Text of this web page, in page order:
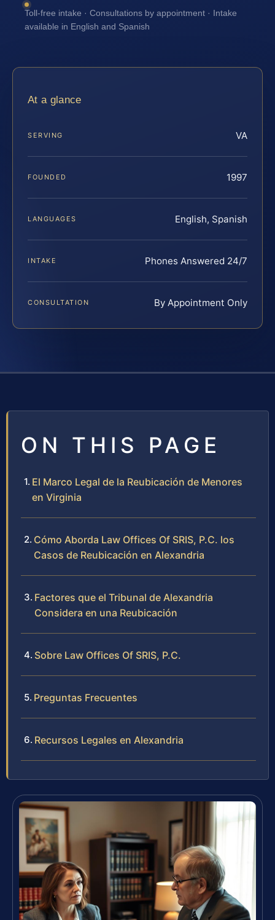
Toll-free intake · Consultations by appointment · Intake
available in English and Spanish
At a glance
SERVING VA
FOUNDED 1997
LANGUAGES English, Spanish
INTAKE Phones Answered 24/7
CONSULTATION By Appointment Only
ON THIS PAGE
El Marco Legal de la Reubicación de Menores
en Virginia
Cómo Aborda Law Offices Of SRIS, P.C. los
Casos de Reubicación en Alexandria
Factores que el Tribunal de Alexandria
Considera en una Reubicación
Sobre Law Offices Of SRIS, P.C.
Preguntas Frecuentes
Recursos Legales en Alexandria